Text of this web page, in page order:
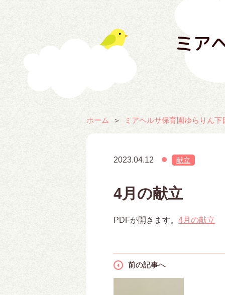
ミア
ホーム ミアヘルサ保育園ゆらりん下
2023.04.12 献立
4月の献立
PDFが開きます。 4月の献立
前の記事へ